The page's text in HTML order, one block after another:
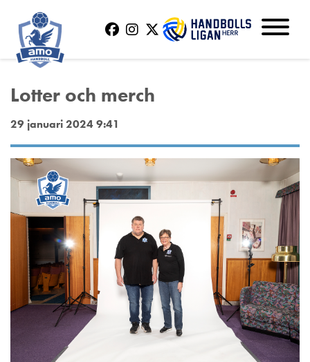
Lotter och merch
29 januari 2024 9:41